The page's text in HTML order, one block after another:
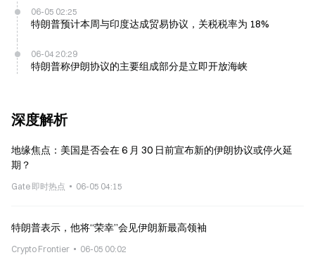
06-05 02:25
特朗普预计本周与印度达成贸易协议，关税税率为 18%
06-04 20:29
特朗普称伊朗协议的主要组成部分是立即开放海峡
深度解析
地缘焦点：美国是否会在 6 月 30 日前宣布新的伊朗协议或停火延
期？
Gate 即时热点 06-05 04:15
特朗普表示，他将“荣幸”会见伊朗新最高领袖
Crypto Frontier 06-05 00:02